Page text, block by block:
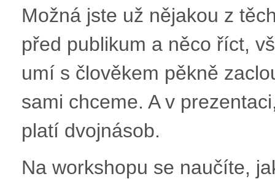
Možná jste už nějakou z
před publikum a něco říct,
umí s člověkem pěkně
sami chceme. A v
platí dvojnásob.
Na workshopu se naučíte,